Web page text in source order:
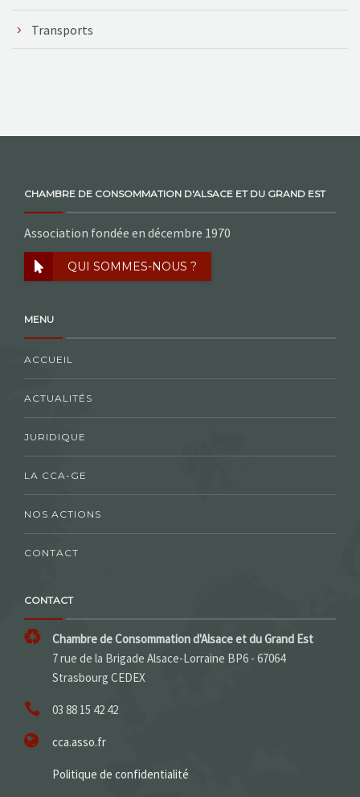
Transports
CHAMBRE DE CONSOMMATION D'ALSACE ET DU GRAND EST
Association fondée en décembre 1970
QUI SOMMES-NOUS ?
MENU
ACCUEIL
ACTUALITÉS
JURIDIQUE
LA CCA-GE
NOS ACTIONS
CONTACT
CONTACT
Chambre de Consommation d'Alsace et du Grand Est
7 rue de la Brigade Alsace-Lorraine BP6 - 67064
Strasbourg CEDEX
03 88 15 42 42
cca.asso.fr
Politique de confidentialité